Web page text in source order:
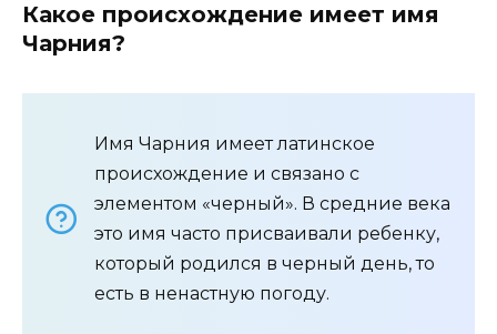
Какое происхождение имеет имя
Чарния?
Имя Чарния имеет латинское
происхождение и связано с
элементом «черный». В средние века
это имя часто присваивали ребенку,
который родился в черный день, то
есть в ненастную погоду.